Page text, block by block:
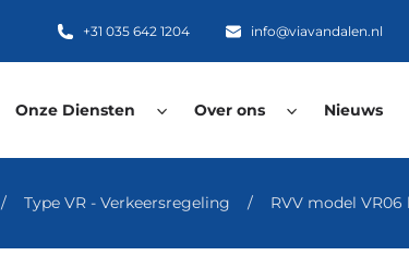
+31 035 642 1204 info@viavandalen.nl
Onze Diensten Over ons Nieuws
/ Type VR - Verkeersregeling / RVV model